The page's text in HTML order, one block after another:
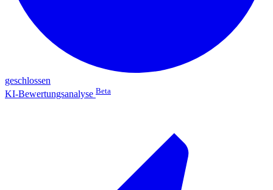
geschlossen
KI-Bewertungsanalyse Beta